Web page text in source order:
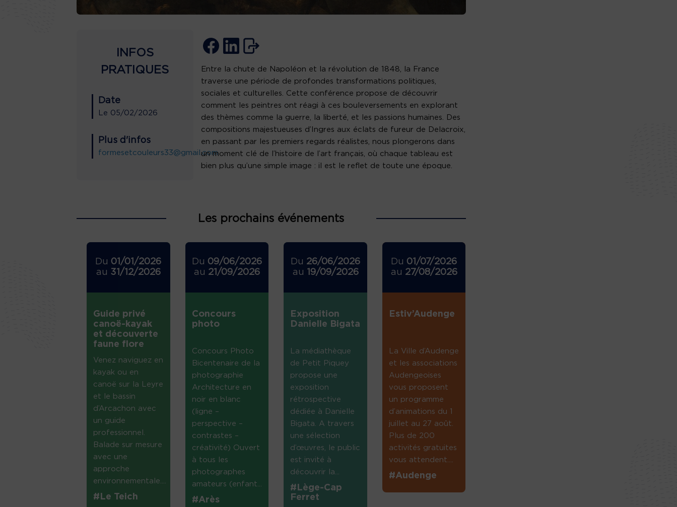
INFOS
PRATIQUES
Date
Le 05/02/2026
Plus d'infos
formesetcouleurs33@gmail.com
Entre la chute de Napoléon et la révolution de 1848, la France
traverse une période de profondes transformations politiques,
sociales et culturelles. Cette conférence propose de découvrir
comment les peintres ont réagi à ces bouleversements en explorant
des thèmes comme la guerre, la liberté, et les passions humaines. Des
compositions majestueuses d’Ingres aux éclats de fureur de Delacroix,
en passant par les premiers regards réalistes, nous plongerons dans
un moment clé de l’histoire de l’art français, où chaque tableau est
bien plus qu’une simple image : il est le reflet de toute une époque.
Les prochains événements
Du 01/01/2026
au 31/12/2026
Guide privé
canoë-kayak
et découverte
faune flore
Venez naviguez en
kayak ou en
canoë sur la Leyre
et le bassin
d’Arcachon avec
un guide
professionnel.
Balade sur mesure
avec une
approche
environnementale....
#Le Teich
Du 09/06/2026
au 21/09/2026
Concours
photo
Concours Photo
Bicentenaire de la
photographie
Architecture en
noir en blanc
(ligne –
perspective –
contrastes –
créativité) Ouvert
à tous les
photographes
amateurs (enfant...
#Arès
Du 26/06/2026
au 19/09/2026
Exposition
Danielle Bigata
La médiathèque
de Petit Piquey
propose une
exposition
rétrospective
dédiée à Danielle
Bigata. A travers
une sélection
d’œuvres, le public
est invité à
découvrir la...
#Lège-Cap
Ferret
Du 01/07/2026
au 27/08/2026
Estiv’Audenge
La Ville d’Audenge
et les associations
Audengeoises
vous proposent
un programme
d’animations du 1
juillet au 27 août.
Plus de 200
activités gratuites
vous attendent....
#Audenge